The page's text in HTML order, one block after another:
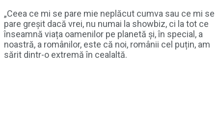
„Ceea ce mi se pare mie neplăcut cumva sau ce mi se
pare greșit dacă vrei, nu numai la showbiz, ci la tot ce
înseamnă viața oamenilor pe planetă și, în special, a
noastră, a românilor, este că noi, românii cel puțin, am
sărit dintr-o extremă în cealaltă.